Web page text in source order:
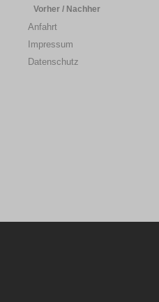
Vorher / Nachher
Anfahrt
Impressum
Datenschutz